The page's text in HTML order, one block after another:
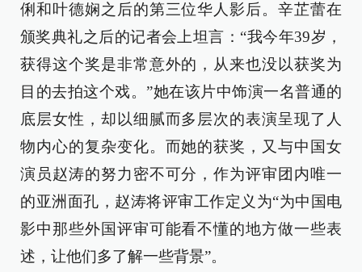
俐和叶德娴之后的第三位华人影后。辛芷蕾在
颁奖典礼之后的记者会上坦言：“我今年39岁，
获得这个奖是非常意外的，从来也没以获奖为
目的去拍这个戏。”她在该片中饰演一名普通的
底层女性，却以细腻而多层次的表演呈现了人
物内心的复杂变化。而她的获奖，又与中国女
演员赵涛的努力密不可分，作为评审团内唯一
的亚洲面孔，赵涛将评审工作定义为“为中国电
影中那些外国评审可能看不懂的地方做一些表
述，让他们多了解一些背景”。